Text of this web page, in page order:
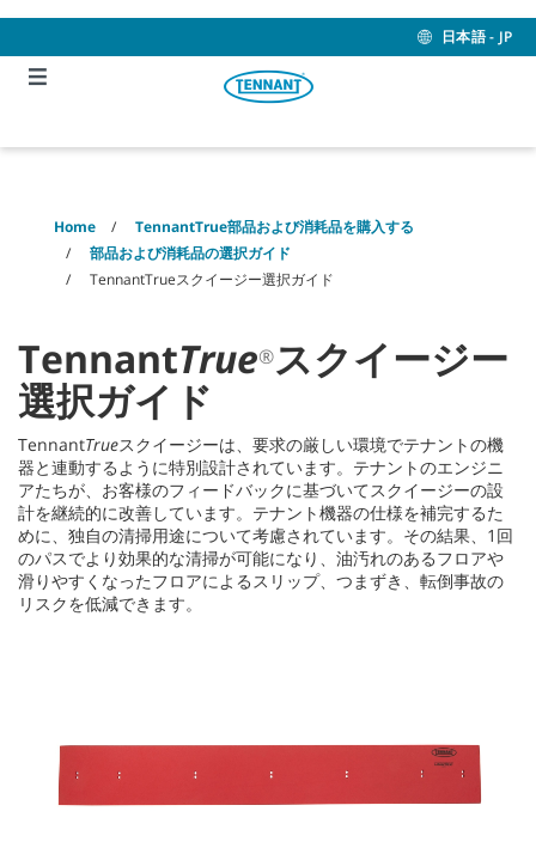
content
navigation
menu
日本語 - JP
Home
TennantTrue部品および消耗品を購入する
部品および消耗品の選択ガイド
TennantTrueスクイージー選択ガイド
TennantTrue®スクイージー
選択ガイド
TennantTrueスクイージーは、要求の厳しい環境でテナントの機
器と連動するように特別設計されています。テナントのエンジニ
アたちが、お客様のフィードバックに基づいてスクイージーの設
計を継続的に改善しています。テナント機器の仕様を補完するた
めに、独自の清掃用途について考慮されています。その結果、1回
のパスでより効果的な清掃が可能になり、油汚れのあるフロアや
滑りやすくなったフロアによるスリップ、つまずき、転倒事故の
リスクを低減できます。